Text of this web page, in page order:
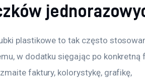
plastikowe to tak często
w dodatku sięgając po konkretną
faktury, kolorystykę, grafikę,